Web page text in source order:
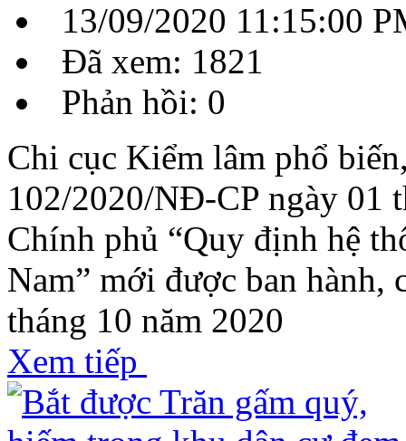
13/09/2020 11:15:00
Đã xem: 1821
Phản hồi: 0
Chi cục Kiểm lâm phổ
102/2020/NĐ-CP ngày 01
Chính phủ “Quy định hệ
Nam” mới được ban
tháng 10 năm 2020
Xem tiếp